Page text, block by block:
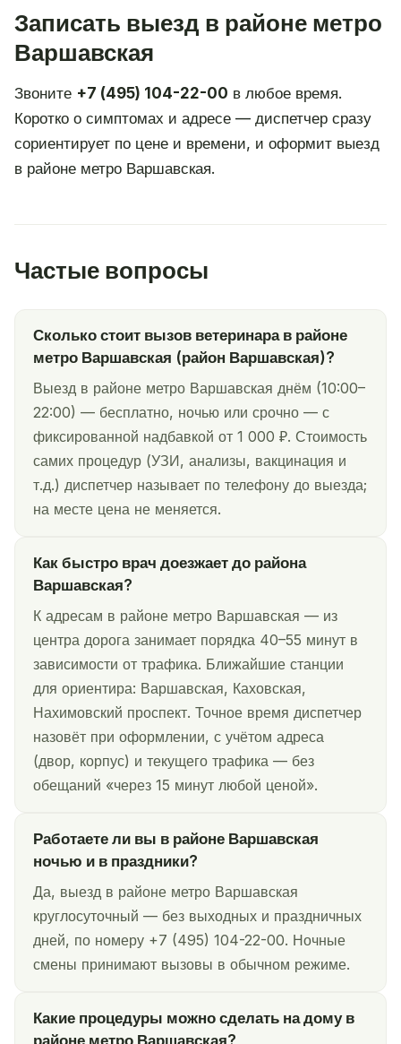
Записать выезд в районе метро
Варшавская
Звоните +7 (495) 104-22-00 в любое время.
Коротко о симптомах и адресе — диспетчер сразу
сориентирует по цене и времени, и оформит выезд
в районе метро Варшавская.
Частые вопросы
Сколько стоит вызов ветеринара в районе
метро Варшавская (район Варшавская)?
Выезд в районе метро Варшавская днём (10:00–
22:00) — бесплатно, ночью или срочно — с
фиксированной надбавкой от 1 000 ₽. Стоимость
самих процедур (УЗИ, анализы, вакцинация и
т.д.) диспетчер называет по телефону до выезда;
на месте цена не меняется.
Как быстро врач доезжает до района
Варшавская?
К адресам в районе метро Варшавская — из
центра дорога занимает порядка 40–55 минут в
зависимости от трафика. Ближайшие станции
для ориентира: Варшавская, Каховская,
Нахимовский проспект. Точное время диспетчер
назовёт при оформлении, с учётом адреса
(двор, корпус) и текущего трафика — без
обещаний «через 15 минут любой ценой».
Работаете ли вы в районе Варшавская
ночью и в праздники?
Да, выезд в районе метро Варшавская
круглосуточный — без выходных и праздничных
дней, по номеру +7 (495) 104-22-00. Ночные
смены принимают вызовы в обычном режиме.
Какие процедуры можно сделать на дому в